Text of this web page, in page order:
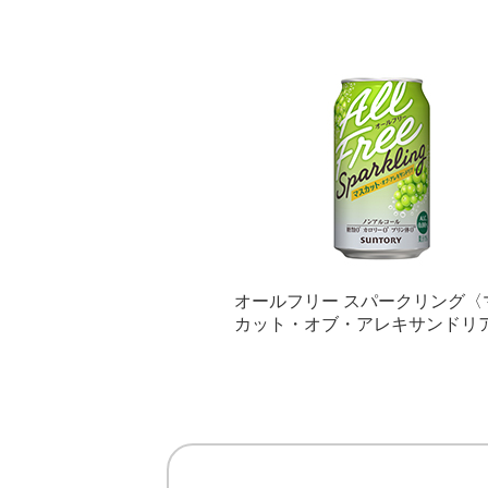
オールフリー スパークリング〈
カット・オブ・アレキサンドリ